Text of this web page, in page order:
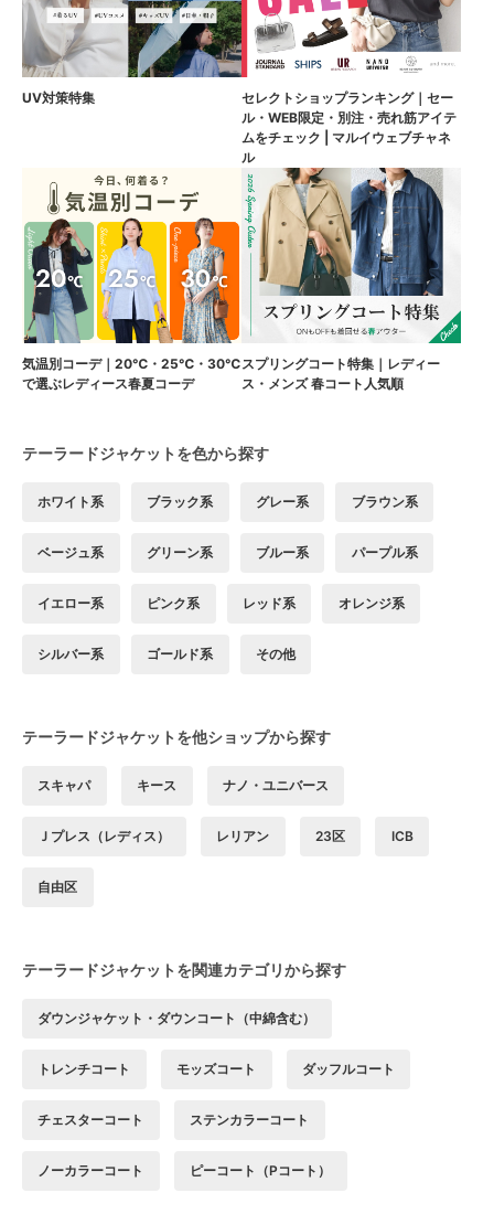
UV対策特集
セレクトショップランキング｜セー
ル・WEB限定・別注・売れ筋アイテ
ムをチェック | マルイウェブチャネ
ル
気温別コーデ｜20℃・25℃・30℃
で選ぶレディース春夏コーデ
スプリングコート特集｜レディー
ス・メンズ 春コート人気順
テーラードジャケットを色から探す
ホワイト系 ブラック系 グレー系 ブラウン系
ベージュ系 グリーン系 ブルー系 パープル系
イエロー系 ピンク系 レッド系 オレンジ系
シルバー系 ゴールド系 その他
テーラードジャケットを他ショップから探す
スキャパ キース ナノ・ユニバース
Ｊプレス（レディス） レリアン 23区 ICB
自由区
テーラードジャケットを関連カテゴリから探す
ダウンジャケット・ダウンコート（中綿含む）
トレンチコート モッズコート ダッフルコート
チェスターコート ステンカラーコート
ノーカラーコート ピーコート（Pコート）